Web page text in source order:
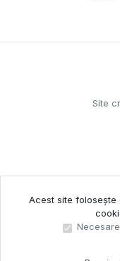
Site
Acest site folosește
Necesare